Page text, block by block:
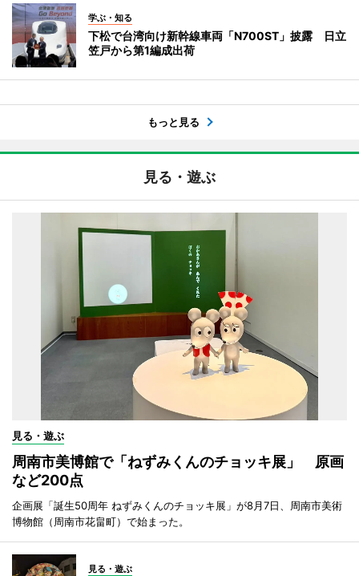
学ぶ・知る
下松で台湾向け新幹線車両「N700ST」披露 日立
笠戸から第1編成出荷
もっと見る
見る・遊ぶ
見る・遊ぶ
周南市美博館で「ねずみくんのチョッキ展」 原画
など200点
企画展「誕生50周年 ねずみくんのチョッキ展」が8月7日、周南市美術
博物館（周南市花畠町）で始まった。
見る・遊ぶ